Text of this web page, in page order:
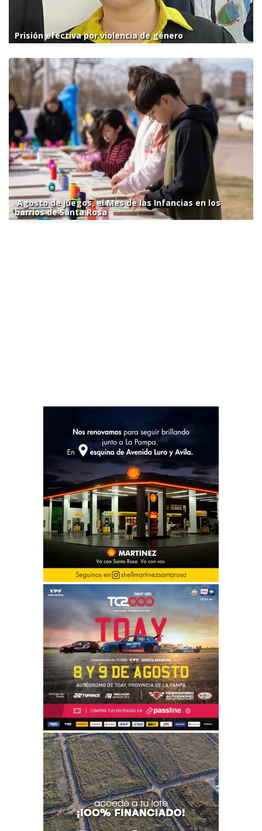
Prisión efectiva por violencia de género
Agosto de juegos, el Mes de las Infancias en los
barrios de Santa Rosa